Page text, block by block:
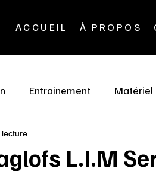
ACCUEIL À PROPOS
Entrainement Matériel
L.I.M